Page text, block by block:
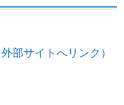
部サイトへリンク）